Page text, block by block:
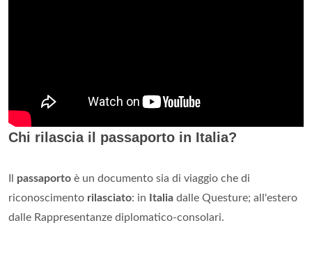
Chi rilascia il passaporto in Italia?
passaporto è un documento sia di viaggio che di
riconoscimento rilasciato: in Italia dalle Questure; all'estero
dalle Rappresentanze diplomatico-consolari.